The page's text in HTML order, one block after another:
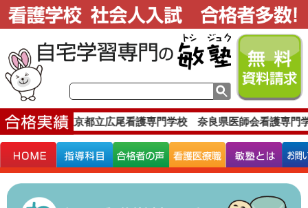
実績です。東京都立広尾看護専門学校 奈良県医師会看護専